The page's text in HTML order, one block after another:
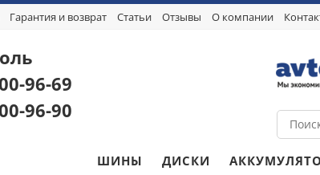
Гарантия и возврат Статьи Отзывы О компании
96-69
96-90
ШИНЫ ДИСКИ